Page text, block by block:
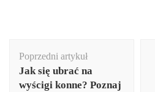
wpisu
Poprzedni artykuł
Jak się ubrać na
wyścigi konne? Poznaj